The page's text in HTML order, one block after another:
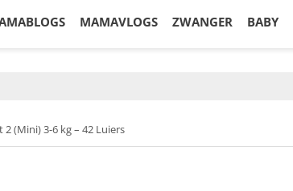
MAMAVLOGS ZWANGER BABY
(Mini) 3-6 kg – 42 Luiers